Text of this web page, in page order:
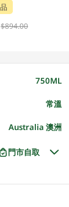
$894.00
750ML
常溫
Australia 澳洲
門市自取